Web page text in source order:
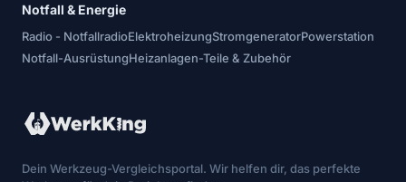
Notfall & Energie
Radio - NotfallradioElektroheizungStromgeneratorPowerstation
Notfall-AusrüstungHeizanlagen-Teile & Zubehör
Dein Werkzeug-Vergleichsportal. Wir helfen dir, das perfekte